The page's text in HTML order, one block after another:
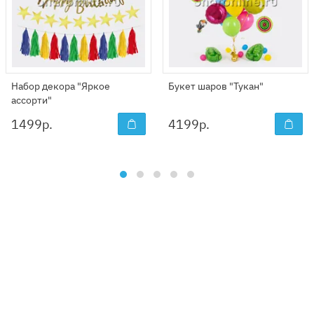
Набор декора "Яркое
ассорти"
1499р.
Букет шаров "Тукан"
4199р.